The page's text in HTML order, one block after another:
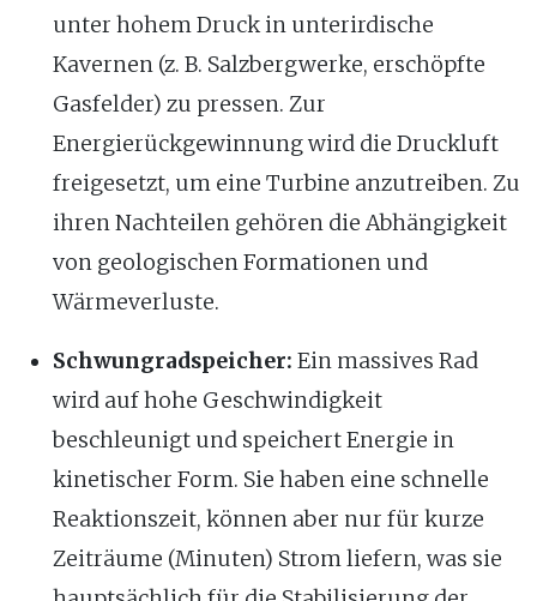
unter hohem Druck in unterirdische
Kavernen (z. B. Salzbergwerke, erschöpfte
Gasfelder) zu pressen. Zur
Energierückgewinnung wird die Druckluft
freigesetzt, um eine Turbine anzutreiben. Zu
ihren Nachteilen gehören die Abhängigkeit
von geologischen Formationen und
Wärmeverluste.
Schwungradspeicher: Ein massives Rad
wird auf hohe Geschwindigkeit
beschleunigt und speichert Energie in
kinetischer Form. Sie haben eine schnelle
Reaktionszeit, können aber nur für kurze
Zeiträume (Minuten) Strom liefern, was sie